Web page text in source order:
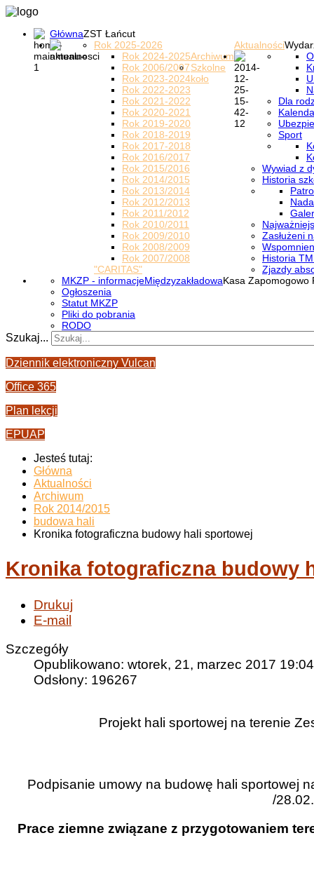
GłównaZST Łańcut
Aktualności
Rok 2025-2026
Archiwum
Rok 2024-2025
Rok 2006/2007
Rok 2023-2024
Rok 2022-2023
Rok 2021-2022
Rok 2020-2021
Rok 2019-2020
Rok 2018-2019
Rok 2017-2018
Rok 2016/2017
Rok 2015/2016
Rok 2014/2015
Rok 2013/2014
Rok 2012/2013
Rok 2011/2012
Rok 2010/2011
Rok 2009/2010
Rok 2008/2009
Rok 2007/2008
Szkolne
koło
"CARITAS"
Dla
Sport
Wywiad z
Historia
Zasłużeni
Historia
Zjazdy
MiędzyzakładowaKasa Zapomogowo
MKZP - informacje
Ogłoszenia
Statut MKZP
Pliki do pobrania
RODO
Szukaj...
Dziennik elektroniczny Vulcan
Office 365
Plan lekcji
EPUAP
Jesteś tutaj:
Główna
Aktualności
Archiwum
Rok 2014/2015
budowa hali
Kronika fotograficzna budowy hali sportowej
Kronika fotograficzna budowy
Drukuj
E-mail
Szczegóły
Opublikowano: wtorek, 21, marzec 2017 19:04
Odsłony: 196267
Projekt hali sportowej na terenie
Podpisanie umowy na budowę hali sportowej
/
Prace ziemne związane z przygotowaniem